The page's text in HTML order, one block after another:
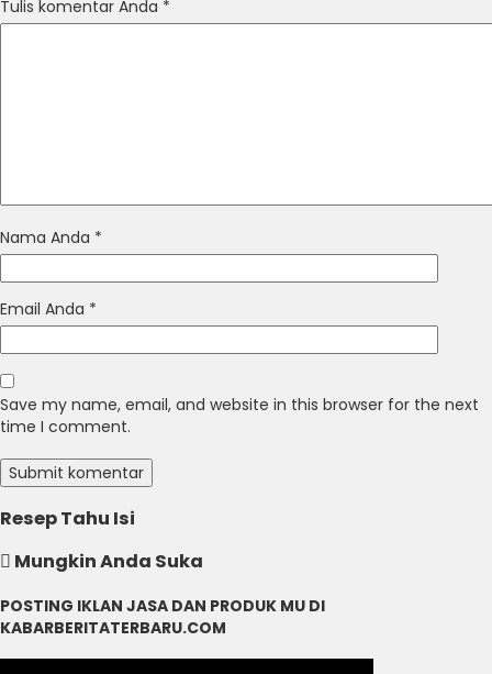
Tulis komentar Anda *
Nama Anda *
Email Anda *
Save my name, email, and website in this browser for the next
time I comment.
Resep Tahu Isi
Mungkin Anda Suka
POSTING IKLAN JASA DAN PRODUK MU DI
KABARBERITATERBARU.COM